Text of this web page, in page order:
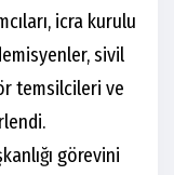
icra kurulu
sivil
temsilcileri ve
görevini